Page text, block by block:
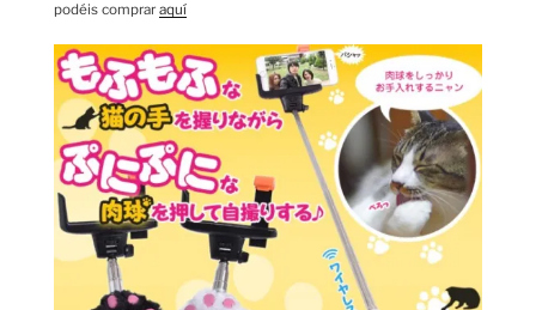
podéis compraraquí